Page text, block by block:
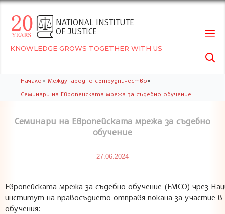
NATIONAL INSTITUTE
OF JUSTICE
KNOWLEDGE GROWS TOGETHER WITH US

Начало» Международно сътрудничество»
Семинари на Европейската мрежа за съдебно обучение
Семинари на Европейската мрежа за съдебно
обучение
27.06.2024
Европейската мрежа за съдебно обучение (ЕМСО) чрез
институт на правосъдието отправя покана за участие в
обучения: